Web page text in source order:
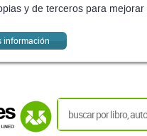
y de terceros para
información